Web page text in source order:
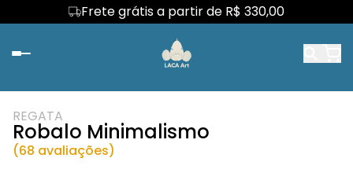
Frete grátis a partir de R$ 330,00
REGATA
Robalo Minimalismo
(68 avaliações)